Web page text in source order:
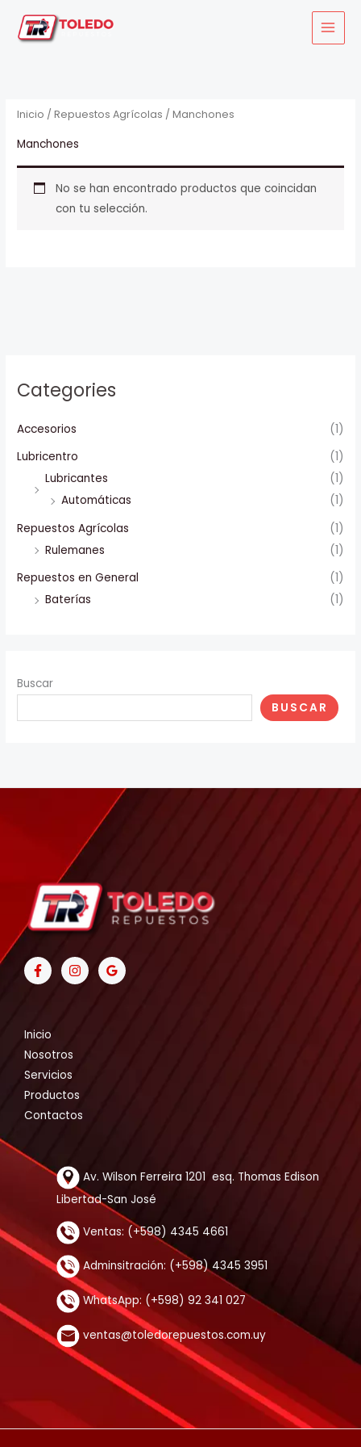
Categories
Accesorios
(1)
Lubricentro
(1)
Lubricantes
(1)
Automáticas
(1)
Repuestos Agrícolas
(1)
Rulemanes
(1)
Repuestos en General
(1)
Baterías
(1)
Buscar
BUSCAR
Inicio /Repuestos Agrícolas / Manchones
Manchones
No se han encontrado productos que coincidan
con tu selección.
Inicio
Nosotros
Servicios
Productos
Contactos
Av. Wilson Ferreira 1201 esq. Thomas Edison
Libertad-San José
Ventas: (+598) 4345 4661
Adminsitración: (+598) 4345 3951
WhatsApp: (+598) 92 341 027
ventas@toledorepuestos.com.uy